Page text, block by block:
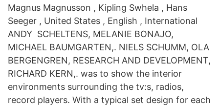
Magnus Magnusson , Kipling Swhela , Hans
Seeger , United States , English , International
ANDY SCHELTENS, MELANIE BONAJO,
MICHAEL BAUMGARTEN,. NIELS SCHUMM, OLA
BERGENGREN, RESEARCH AND DEVELOPMENT,
RICHARD KERN,. was to show the interior
environments surrounding the tv:s, radios,
record players. With a typical set design for each